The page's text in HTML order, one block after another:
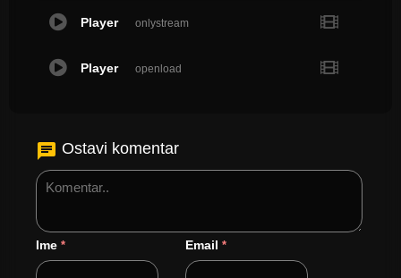
onlystream
Player
openload
Player
Ostavi komentar
Ime * Email *